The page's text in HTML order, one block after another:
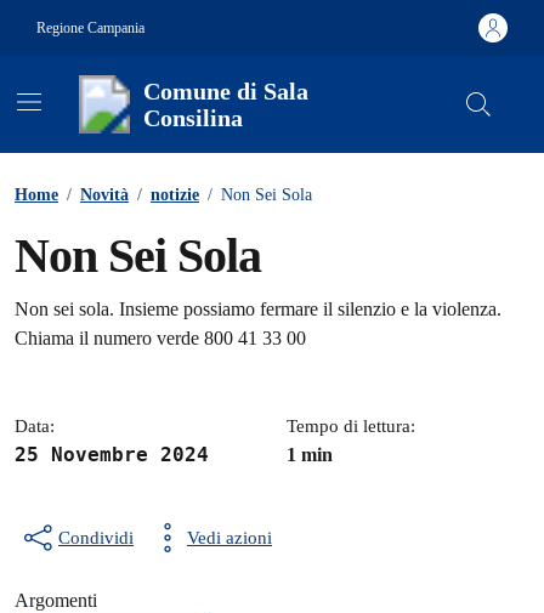
Regione Campania
Comune di Sala
Consilina
Home / Novità / notizie / Non Sei Sola
Non Sei Sola
Dettagli della notizia
Non sei sola. Insieme possiamo fermare il silenzio e la violenza.
Chiama il numero verde 800 41 33 00
Data:
25 Novembre 2024
Tempo di lettura:
1 min
Condividi Vedi azioni
Argomenti